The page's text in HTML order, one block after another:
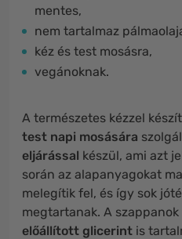
mentes,
nem tartalmaz
kéz és test mosásra,
vegánoknak.
A természetes kézzel
test napi mosására
eljárással készül, ami azt
során az alapanyagokat
melegítik fel, és így sok
megtartanak. A szappanok
előállított glicerint is